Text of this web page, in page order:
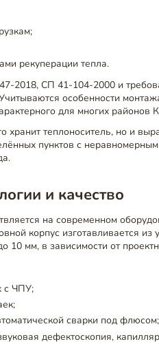
рекуперации тепла.
2018, СП 41-104-2000 и
особенности
для многих районов
хранит теплоноситель, но и
пунктов с
и качество
на современном
корпус изготавливается из
10 мм, в зависимости от
с ЧПУ;
сварки под флюсом;
дефектоскопия,